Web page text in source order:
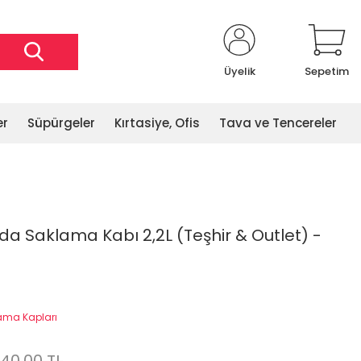
Üyelik Sepetim
Süpürgeler Kırtasiye, Ofis Tava ve Tencereler
Saklama Kabı 2,2L (Teşhir & Outlet) -
Kapları